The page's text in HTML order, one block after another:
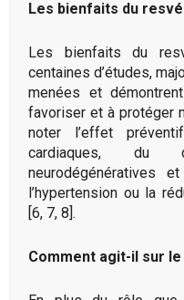
Les bienfaits du
Les bienfaits du
centaines d’études,
menées et
favoriser et à protéger
noter l’effet
cardiaques, du
neurodégénératives
l’hypertension ou la
[6, 7, 8].
Comment agit-il sur